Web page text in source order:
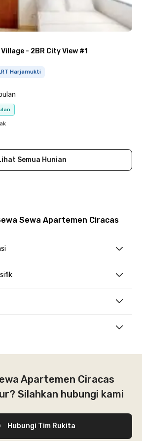
- 2BR City View #1
Harjamukti
bulan
Semua Hunian
Sewa Apartemen Ciracas
Apartemen Ciracas
Silahkan hubungi kami
Hubungi Tim Rukita